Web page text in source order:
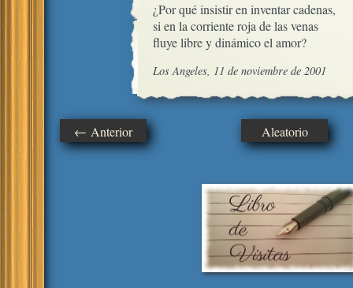
¿Por qué insistir en inventar cadenas,
si en la corriente roja de las venas
fluye libre y dinámico el amor?
Los Angeles, 11 de noviembre de 2001
← Anterior Aleatorio